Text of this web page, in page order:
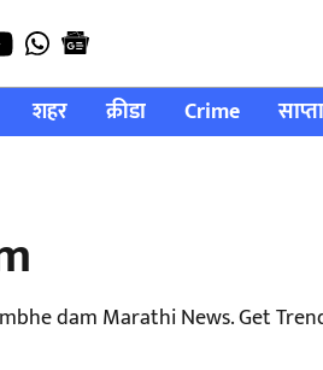
शहर क्रीडा Crime
dam Marathi News. Get